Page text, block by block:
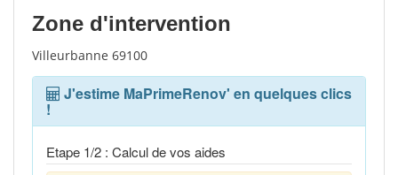
Zone d'intervention
Villeurbanne 69100